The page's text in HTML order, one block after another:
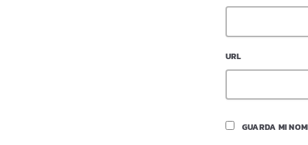
URL
GUARDA MI